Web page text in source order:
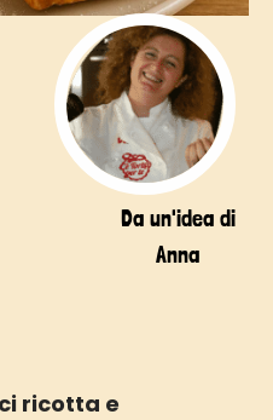
Da un'idea di
Anna
ricotta e